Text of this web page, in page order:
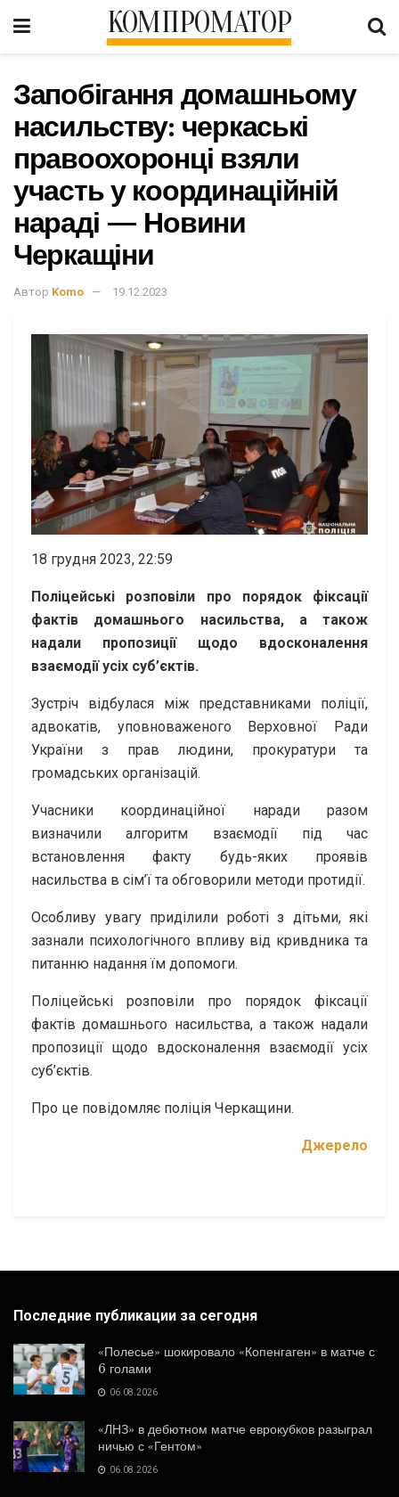
КОМПРОМАТОР
Запобігання домашньому
насильству: черкаські
правоохоронці взяли
участь у координаційній
нараді — Новини
Черкащіни
Автор Komo 19.12.2023
18 грудня 2023, 22:59
Поліцейські розповіли про порядок фіксації
фактів домашнього насильства, а також
надали пропозиції щодо вдосконалення
взаємодії усіх суб’єктів.
Зустріч відбулася між представниками поліції,
адвокатів, уповноваженого Верховної Ради
України з прав людини, прокуратури та
громадських організацій.
Учасники координаційної наради разом
визначили алгоритм взаємодії під час
встановлення факту будь-яких проявів
насильства в сім’ї та обговорили методи протидії.
Особливу увагу приділили роботі з дітьми, які
зазнали психологічного впливу від кривдника та
питанню надання їм допомоги.
Поліцейські розповіли про порядок фіксації
фактів домашнього насильства, а також надали
пропозиції щодо вдосконалення взаємодії усіх
суб’єктів.
Про це повідомляє поліція Черкащини.
Джерело
Последние публикации за сегодня
«Полесье» шокировало «Копенгаген» в матче с
6 голами
06.08.2026
«ЛНЗ» в дебютном матче еврокубков разыграл
ничью с «Гентом»
06.08.2026